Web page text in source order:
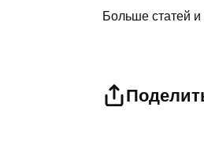
Больше статей и